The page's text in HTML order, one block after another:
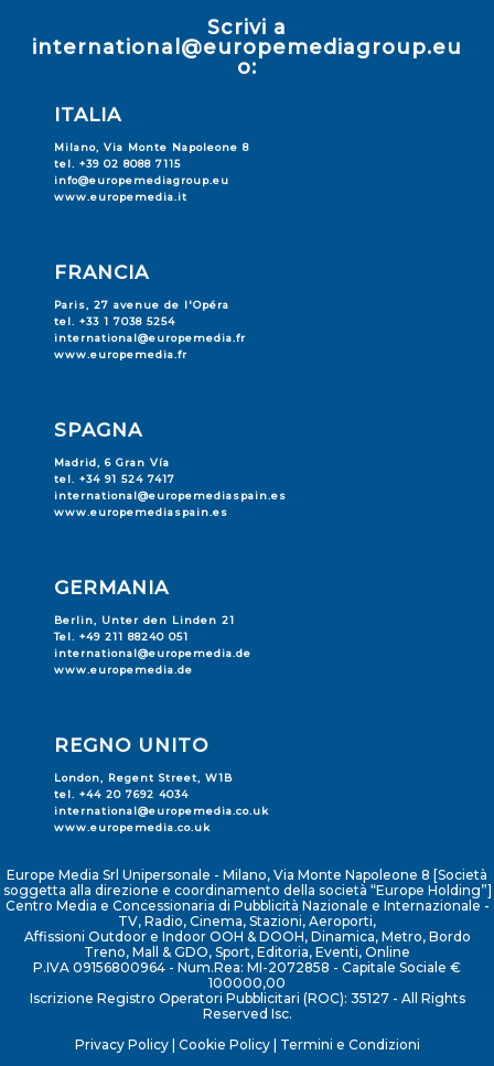
Scrivi a
international@europemediagroup.eu
o:
ITALIA
Milano, Via Monte Napoleone 8
tel. +39 02 8088 7115
info@europemediagroup.eu
www.europemedia.it
FRANCIA
Paris, 27 avenue de l'Opéra
tel. +33 1 7038 5254
international@europemedia.fr
www.europemedia.fr
SPAGNA
Madrid, 6 Gran Vía
tel. +34 91 524 7417
international@europemediaspain.es
www.europemediaspain.es
GERMANIA
Berlin, Unter den Linden 21
Tel. +49 211 88240 051
international@europemedia.de
www.europemedia.de
REGNO UNITO
London, Regent Street, W1B
tel. +44 20 7692 4034
international@europemedia.co.uk
www.europemedia.co.uk
Europe Media Srl Unipersonale - Milano, Via Monte Napoleone 8 [Società
soggetta alla direzione e coordinamento della società “Europe Holding”]
Centro Media e Concessionaria di Pubblicità Nazionale e Internazionale -
TV, Radio, Cinema, Stazioni, Aeroporti,
Affissioni Outdoor e Indoor OOH & DOOH, Dinamica, Metro, Bordo
Treno, Mall & GDO, Sport, Editoria, Eventi, Online
P.IVA 09156800964 - Num.Rea: MI-2072858 - Capitale Sociale €
100000,00
Iscrizione Registro Operatori Pubblicitari (ROC): 35127 - All Rights
Reserved Isc.
Privacy Policy| Cookie Policy| Termini e Condizioni